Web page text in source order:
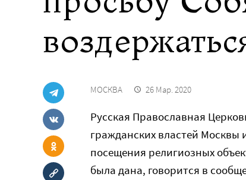
МОСКВА 26 Мар. 2020
Русская Православная
гражданских властей Москвы
посещения религиозных
была дана, говорится в